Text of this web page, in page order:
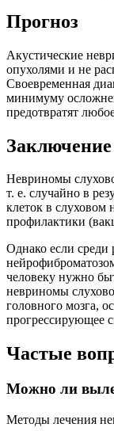
Прогноз
Акустические
опухолями и не
Своевременная
минимуму
предотвратят
Заключение
Невриномы
т. е. случайно в
клеток в слуховом
профилактики
Однако если
человеку нужно
невриномы
головного мозга,
прогрессирующее
Частые
Можно ли
Методы лечения